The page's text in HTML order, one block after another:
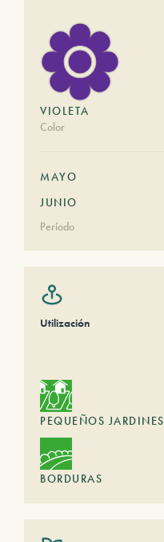
VIOLETA
Color
MAYO
JUNIO
Período
Utilización
PEQUEÑOS JARDINES
BORDURAS